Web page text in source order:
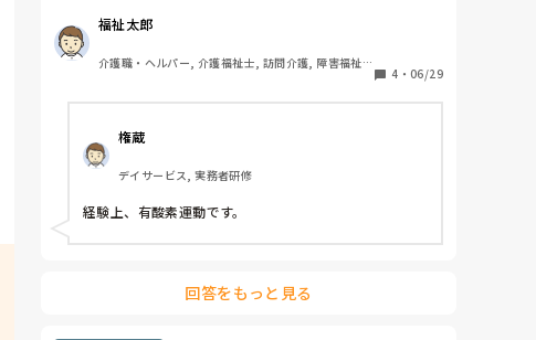
介護職は体を使う職種なので働く上で体はとても大事
です。
日頃の生活でストレス発散や健康のため、仕事で必要
な運動として必要なものは筋トレか有酸素運動のどち
らでしょうか？
福祉太郎
介護職・ヘルパー, 介護福祉士, 訪問介護, 障害福祉関
4 ・ 06/29
権蔵
デイサービス, 実務者研修
経験上、有酸素運動です。
回答をもっと見る